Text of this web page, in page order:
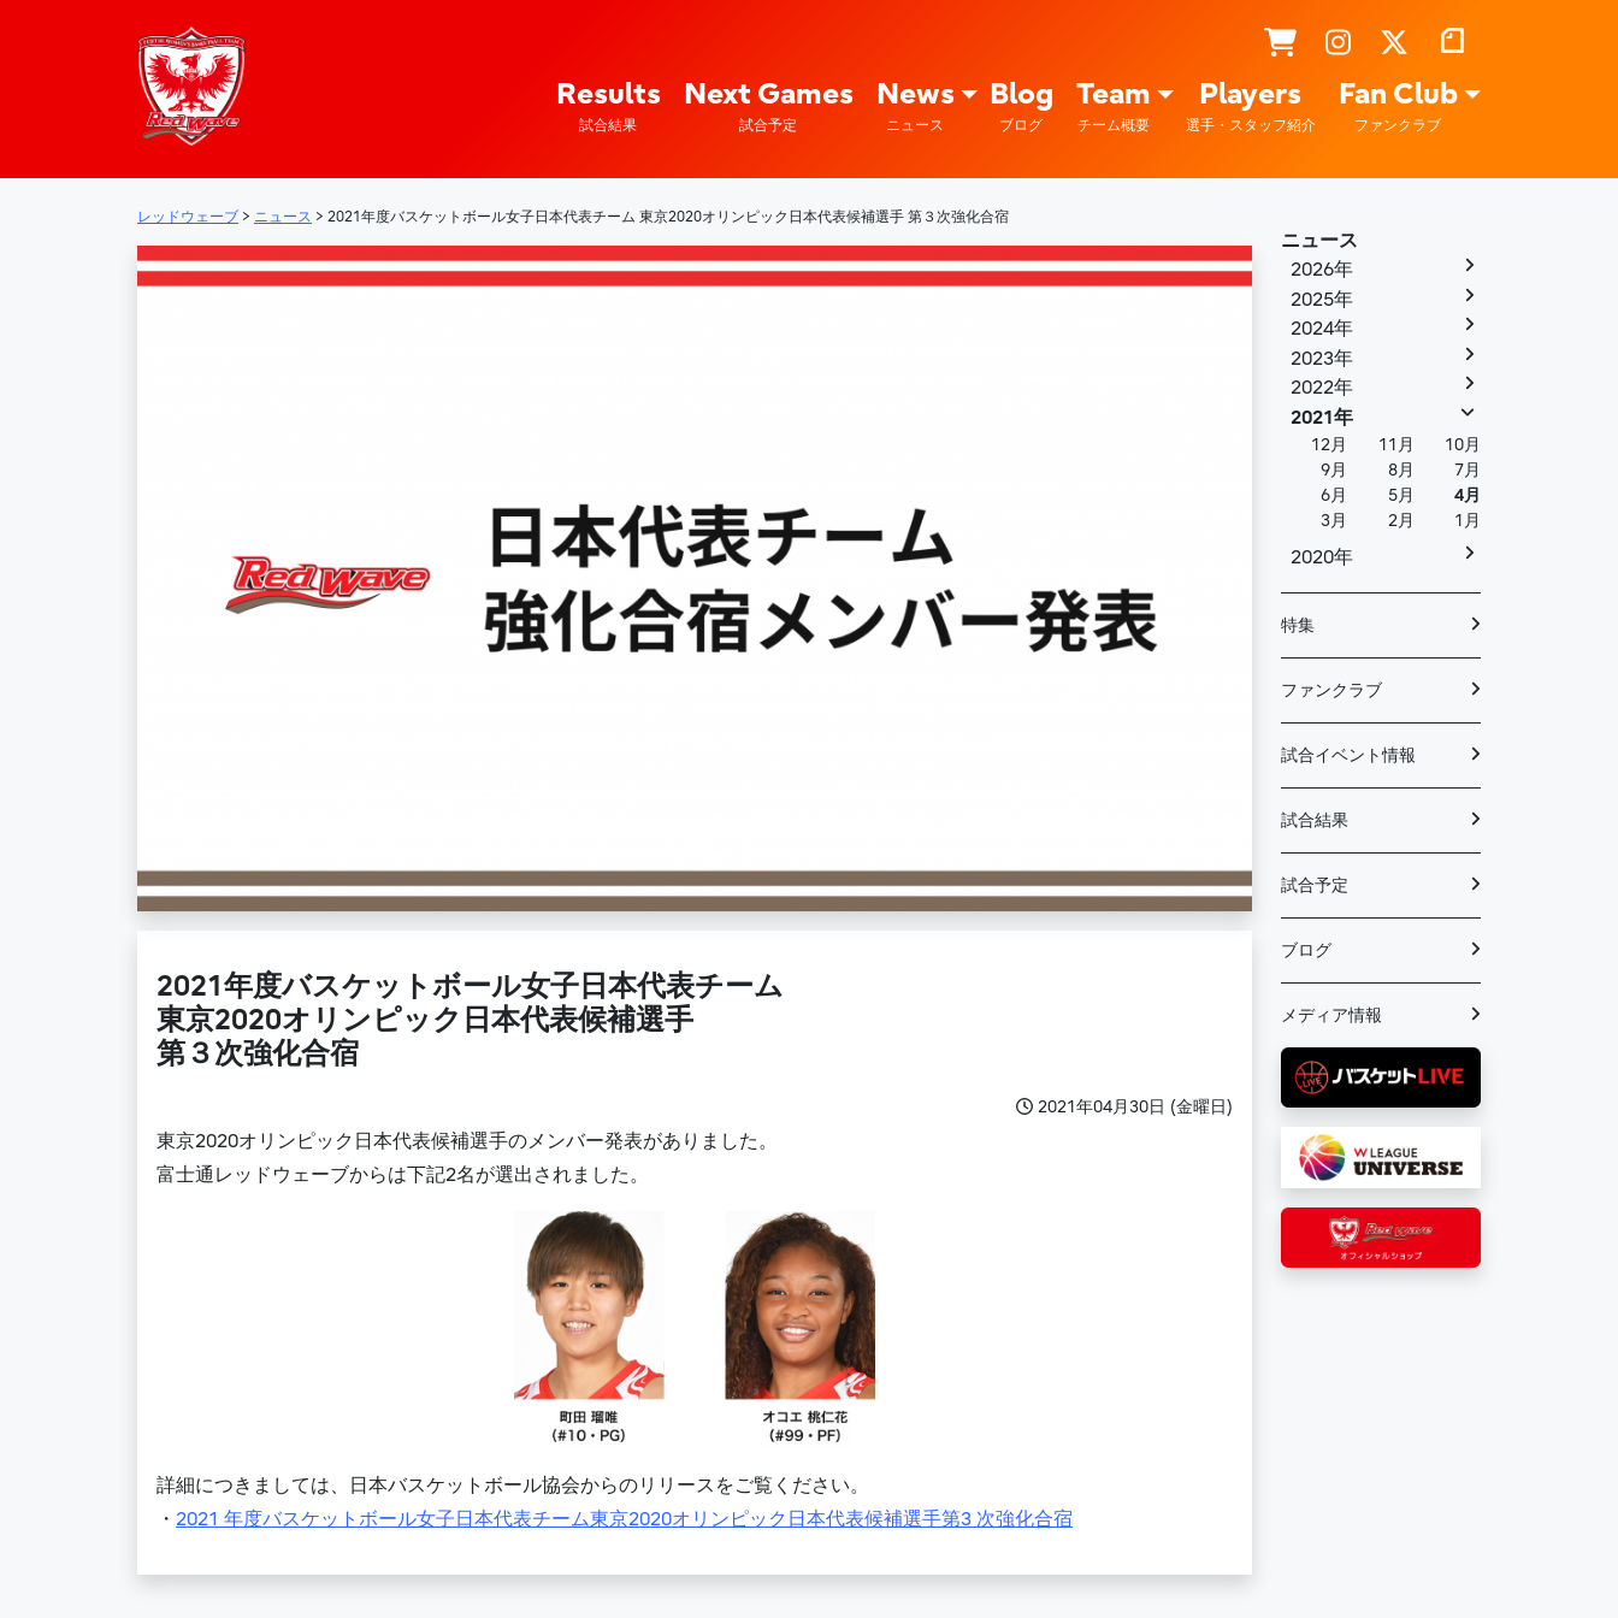
メインナビゲーション
Results
試合結果
Next Games
試合予定
News
ニュース
Blog
ブログ
Team
チーム概要
Players
選手・スタッフ紹介
Fan Club
ファンクラブ
レッドウェーブ > ニュース > 2021年度バスケットボール女子日本代表チーム 東京2020オリンピック日本代表候補選手 第３次強化合宿
2021年度バスケットボール女子日本代表チーム
東京2020オリンピック日本代表候補選手
第３次強化合宿
2021年04月30日 (金曜日)
東京2020オリンピック日本代表候補選手のメンバー発表がありました。
富士通レッドウェーブからは下記2名が選出されました。
詳細につきましては、日本バスケットボール協会からのリリースをご覧ください。
・ 2021 年度バスケットボール女子日本代表チーム東京2020オリンピック日本代表候補選手第3 次強化合宿
ニュース
2026年
2025年
2024年
2023年
2022年
2021年
12月 11月
10月
9月
8月
7月
6月
5月
4月
3月
2月 1月
2020年
特集
ファンクラブ
試合イベント情報
試合結果
試合予定
ブログ
メディア情報